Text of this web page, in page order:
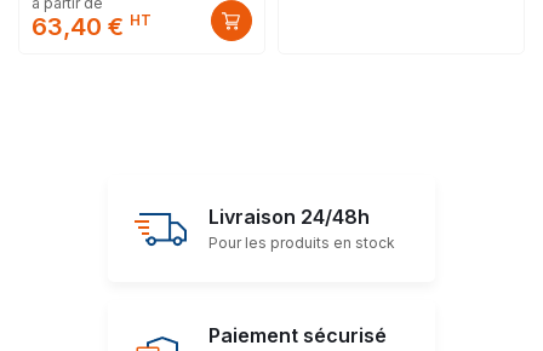
63,40 € HT
Livraison 24/48h
Pour les produits en stock
Paiement sécurisé